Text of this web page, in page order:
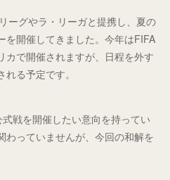
ーグやラ・リーガと提携し、夏の
を開催してきました。今年はFIFA
カで開催されますが、日程を外す
る予定です。
戦を開催したい意向を持ってい
わっていませんが、今回の和解を